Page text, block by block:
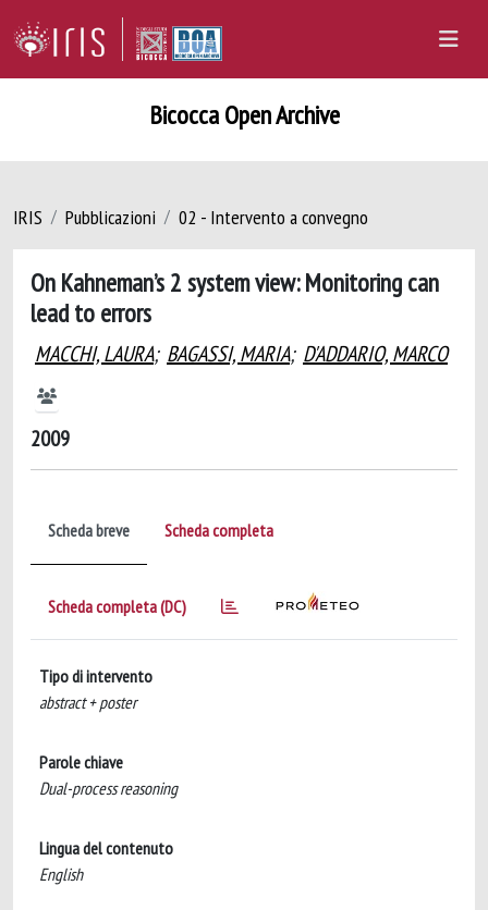
Bicocca Open Archive
IRIS Pubblicazioni 02 - Intervento a convegno
On Kahneman’s 2 system view: Monitoring can
lead to errors
MACCHI, LAURA; BAGASSI, MARIA; D'ADDARIO, MARCO
2009
Scheda breve Scheda completa
Scheda completa (DC)
Tipo di intervento
abstract + poster
Parole chiave
Dual-process reasoning
Lingua del contenuto
English